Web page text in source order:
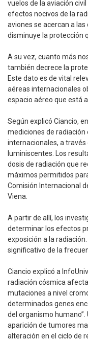
vuelos de la aviación
efectos nocivos de la
aviones se acercan a
disminuye la protección
A su vez, cuanto más
también decrece la
Este dato es de vital
aéreas internacionales
espacio aéreo que está
Según explicó Ciancio,
mediciones de radiación
internacionales, a
luminiscentes. Los
dosis de radiación que
máximos permitidos
Comisión Internacional
Viena.
A partir de allí, los
determinar los efectos
exposición a la
significativo de la
Ciancio explicó a
radiación cósmica
mutaciones a nivel
determinados genes
del organismo
aparición de tumores
alteración en el ciclo de